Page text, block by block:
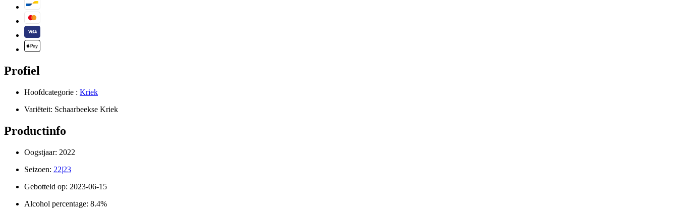
Profiel
Hoofdcategorie : Kriek
Variëteit: Schaarbeekse Kriek
Productinfo
Oogstjaar: 2022
Seizoen: 22|23
Gebotteld op: 2023-06-15
Alcohol percentage: 8.4%